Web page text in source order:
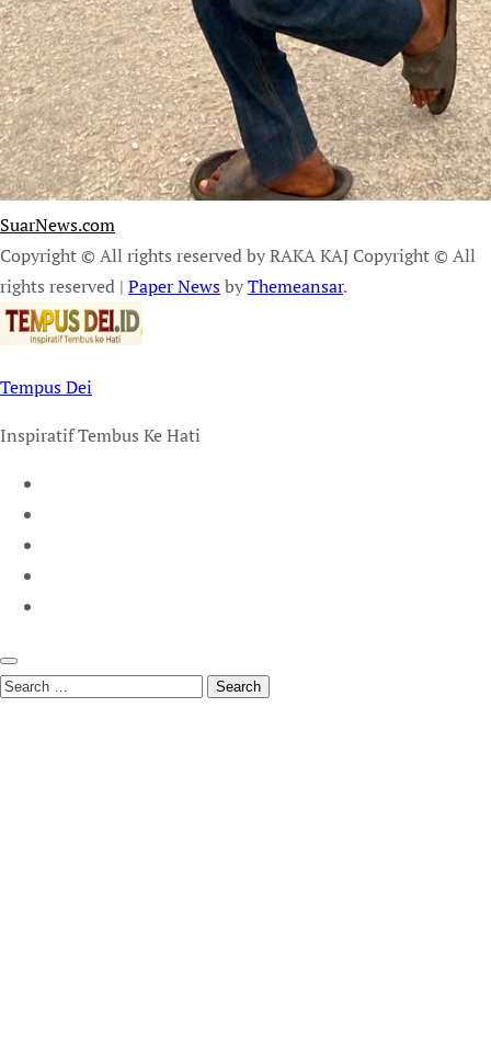
SuarNews.com
Copyright © All rights reserved by RAKA KAJ Copyright © All
rights reserved | Paper NewsbyThemeansar.
Tempus Dei
Inspiratif Tembus Ke Hati
Search